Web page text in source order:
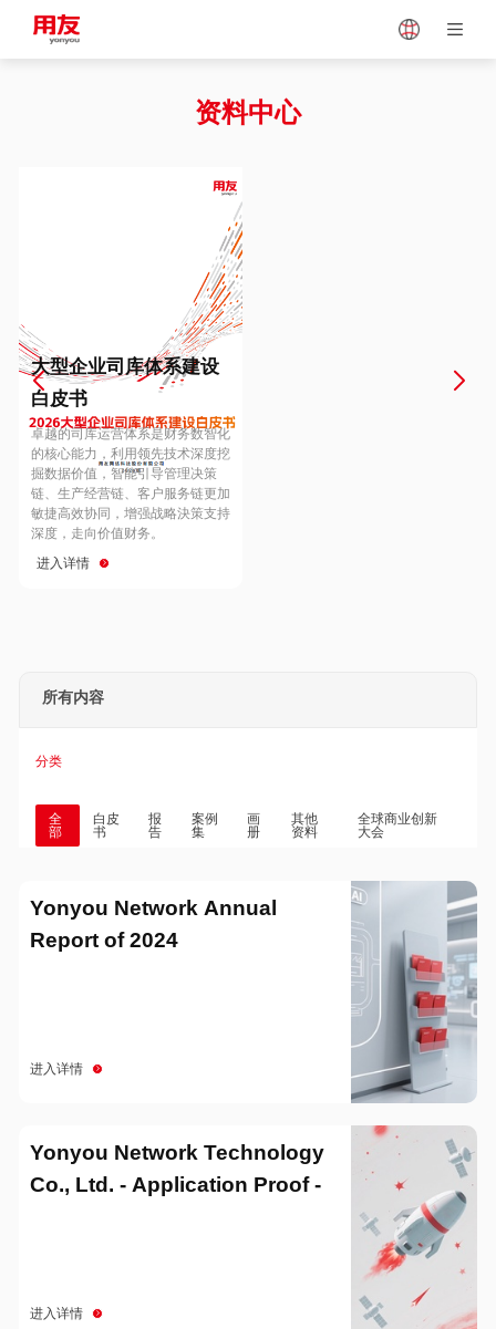
Vietnam
Europe
Hungary
Hong Kong
资料中心
大型企业司库体系建设
白皮书
卓越的司库运营体系是财务数智化
的核心能力，利用领先技术深度挖
掘数据价值，智能引导管理决策
链、生产经营链、客户服务链更加
敏捷高效协同，增强战略決策支持
深度，走向价值财务。
进入详情
所有内容
分类
全
部
白皮
书
报
告
案例
集
画
册
其他
资料
全球商业创新
大会
Yonyou Network Annual
Report of 2024
进入详情
Yonyou Network Technology
Co., Ltd. - Application Proof -
进入详情